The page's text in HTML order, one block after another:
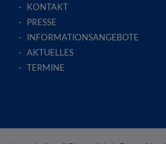
KONTAKT
PRESSE
INFORMATIONSANGEBOTE
AKTUELLES
TERMINE